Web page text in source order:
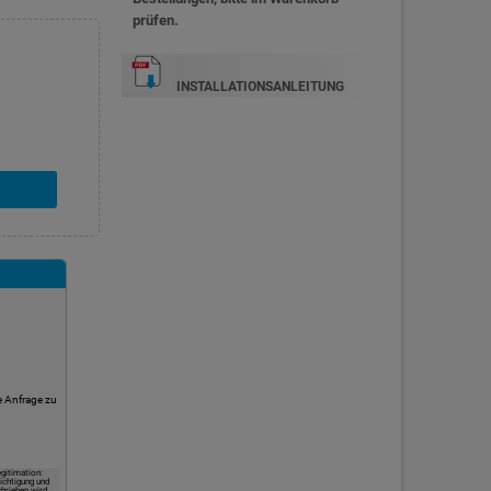
Anfrage zu
und
prüfen.
INSTALLATIONSANLEITUNG